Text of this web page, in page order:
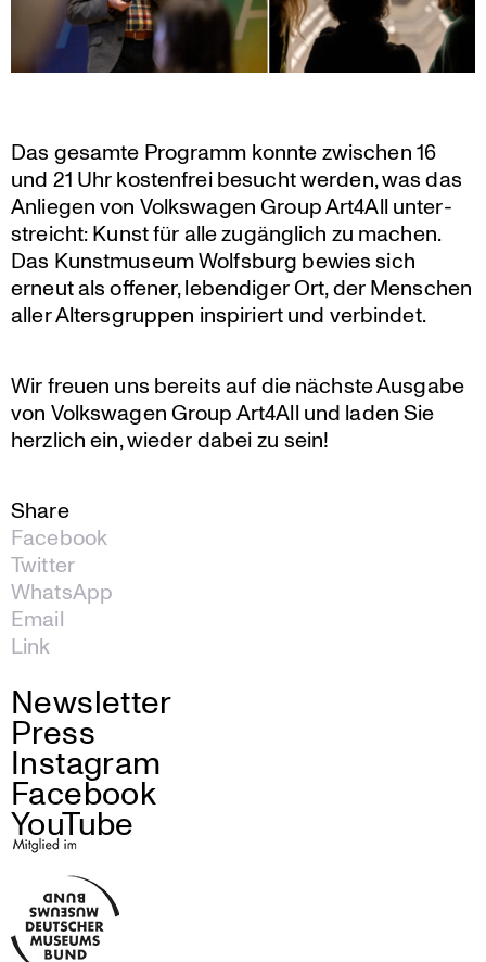
Das gesamte Programm konnte zwischen 16
und 21 Uhr kosten­frei besucht werden, was das
Anliegen von Volks­wagen Group Art4All unter­
streicht: Kunst für alle zugäng­lich zu machen.
Das Kunst­mu­seum Wolfsburg bewies sich
erneut als offener, leben­diger Ort, der Menschen
aller Alters­gruppen inspi­riert und verbindet.
Wir freuen uns bereits auf die nächste Ausgabe
von Volks­wagen Group Art4All und laden Sie
herzlich ein, wieder dabei zu sein!
Share
Facebook
Twitter
WhatsApp
Email
Link
Newsletter
Press
Instagram
Facebook
YouTube